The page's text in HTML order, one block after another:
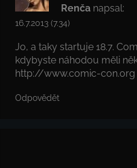
Renča napsal:
16.7.2013 (7.34)
Jo, a taky startuje 18.7.
kdybyste náhodou měli
http://www.comic-con.org
Odpovědět